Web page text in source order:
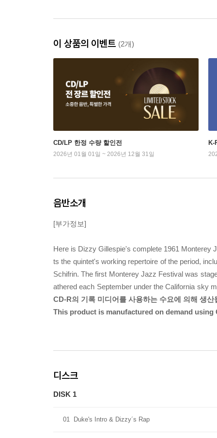
이 상품의 이벤트 (2개)
CD/LP 한정 수량 할인전
2026년 01월 01일 ~ 2026년 12월 31일
K-
음반소개
[부가정보]
Here is Dizzy Gillespie's complete 1961 Monterey
ts the quintet's working repertoire of the period,
Schifrin. The first Monterey Jazz Festival was
athered each September under the California sky
CD-R의 기록 미디어를 사용하는 수요에 의해 생산
This product is manufactured on demand using
디스크
DISK 1
01 Duke's Intro & Dizzy´s Rap